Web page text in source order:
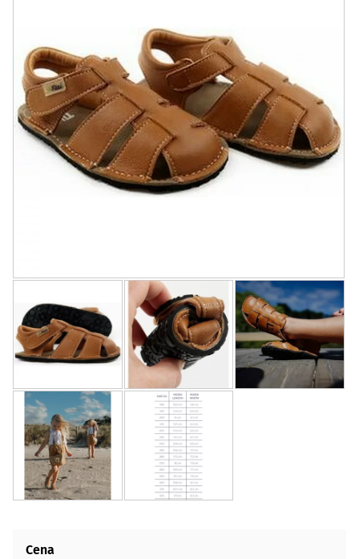
Cena